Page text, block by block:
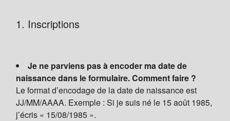
1. Inscriptions
Je ne parviens pas à encoder ma date de
naissance dans le formulaire. Comment faire ?
Le format d’encodage de la date de naissance est
JJ/MM/AAAA. Exemple : Si je suis né le 15 août 1985,
j’écris « 15/08/1985 ».